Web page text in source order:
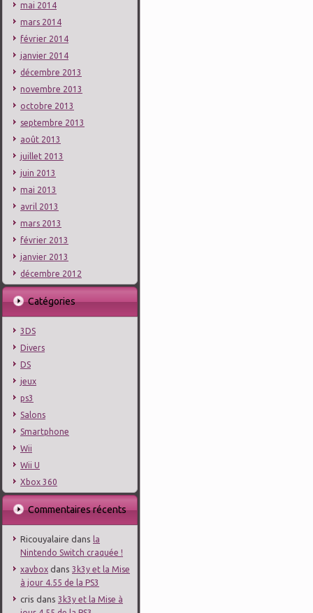
mai 2014
mars 2014
février 2014
janvier 2014
décembre 2013
novembre 2013
octobre 2013
septembre 2013
août 2013
juillet 2013
juin 2013
mai 2013
avril 2013
mars 2013
février 2013
janvier 2013
décembre 2012
Catégories
3DS
Divers
DS
jeux
ps3
Salons
Smartphone
Wii
Wii U
Xbox 360
Commentaires récents
Ricouyalaire dans la
Nintendo Switch craquée !
xavbox dans 3k3y et la Mise
à jour 4.55 de la PS3
cris dans 3k3y et la Mise à